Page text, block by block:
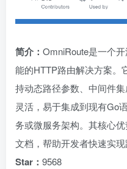
简介： OmniRoute是一个
能的HTTP路由解决方案。
持动态路径参数、中间件
灵活，易于集成到现有Go
务或微服务架构。其核心
文档，帮助开发者快速实现
Star： 9568